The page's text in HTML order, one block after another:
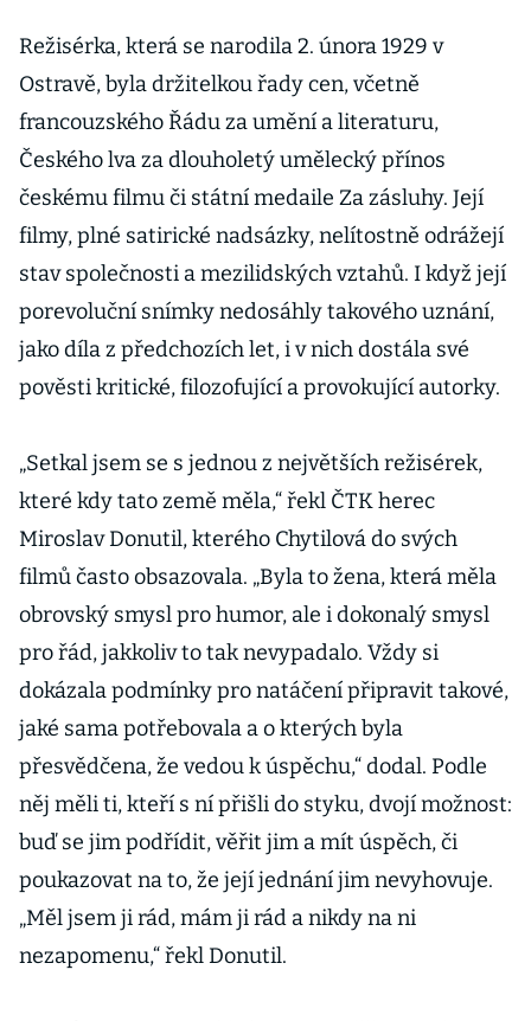
Režisérka, která se narodila 2. února 1929 v
Ostravě, byla držitelkou řady cen, včetně
francouzského Řádu za umění a literaturu,
Českého lva za dlouholetý umělecký přínos
českému filmu či státní medaile Za zásluhy. Její
filmy, plné satirické nadsázky, nelítostně odrážejí
stav společnosti a mezilidských vztahů. I když její
porevoluční snímky nedosáhly takového uznání,
jako díla z předchozích let, i v nich dostála své
pověsti kritické, filozofující a provokující autorky.
„Setkal jsem se s jednou z největších režisérek,
které kdy tato země měla,“ řekl ČTK herec
Miroslav Donutil, kterého Chytilová do svých
filmů často obsazovala. „Byla to žena, která měla
obrovský smysl pro humor, ale i dokonalý smysl
pro řád, jakkoliv to tak nevypadalo. Vždy si
dokázala podmínky pro natáčení připravit takové,
jaké sama potřebovala a o kterých byla
přesvědčena, že vedou k úspěchu,“ dodal. Podle
něj měli ti, kteří s ní přišli do styku, dvojí možnost:
buď se jim podřídit, věřit jim a mít úspěch, či
poukazovat na to, že její jednání jim nevyhovuje.
„Měl jsem ji rád, mám ji rád a nikdy na ni
nezapomenu,“ řekl Donutil.